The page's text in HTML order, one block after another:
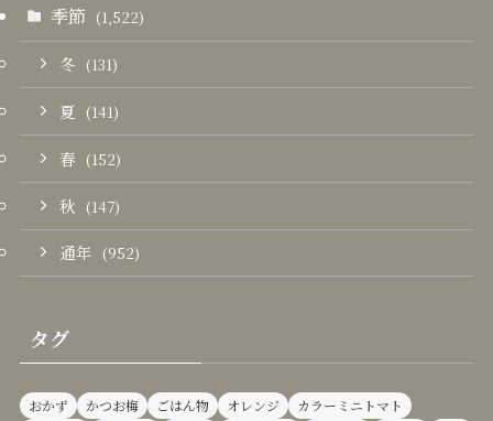
季節 (1,522)
冬 (131)
夏 (141)
春 (152)
秋 (147)
通年 (952)
タグ
おかず かつお梅 ごはん物 オレンジ
カラーミニトマト